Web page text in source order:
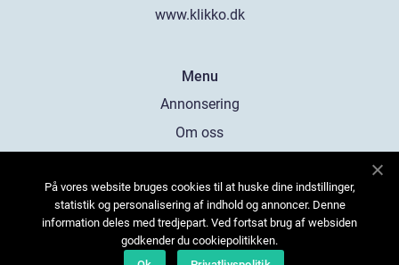
www.klikko.dk
Menu
Annonsering
Om oss
Kontakta oss
Sitemap
På vores website bruges cookies til at huske dine indstillinger,
statistik og personalisering af indhold og annoncer. Denne
information deles med tredjepart. Ved fortsat brug af websiden
godkender du cookiepolitikken.